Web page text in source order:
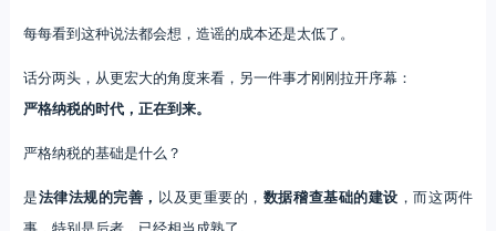
每每看到这种说法都会想，造谣的成本还是太低了。
话分两头，从更宏大的角度来看，另一件事才刚刚拉开序幕：
严格纳税的时代，正在到来。
严格纳税的基础是什么？
是法律法规的完善， 以及更重要的， 数据稽查基础的建设 ，而这两件